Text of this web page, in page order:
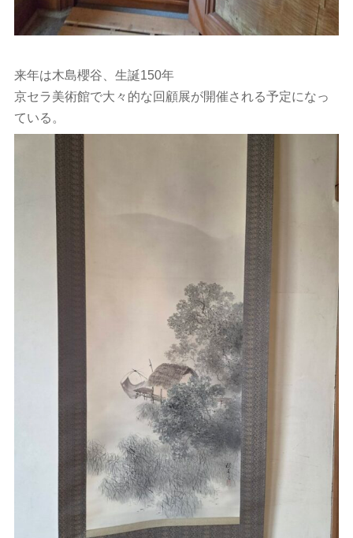
来年は木島櫻谷、生誕150年
京セラ美術館で大々的な回顧展が開催される予定になっ
ている。